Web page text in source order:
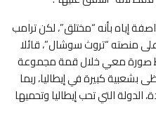
إياه بأنه “مختلق”، لكن ترامب
منصته “تروث سوشال”، قائلا
صورة معي خلال قمة مجموعة
بشعبية كبيرة في إيطاليا، ربما
الدولة التي تحب إيطاليا وتحميها